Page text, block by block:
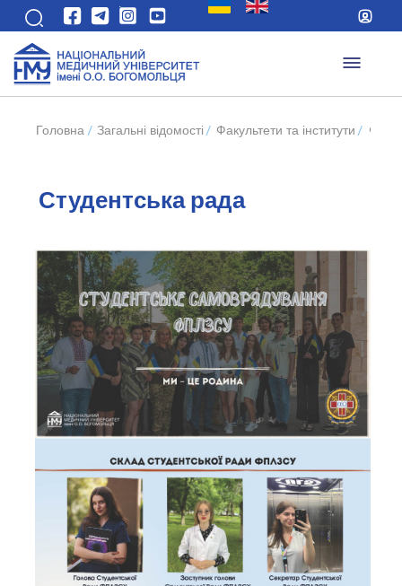
Головна / Загальні відомості / Факультети та інститути /
Студентська рада